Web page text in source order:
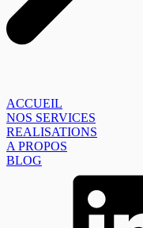
ACCUEIL
NOS SERVICES
REALISATIONS
A PROPOS
BLOG